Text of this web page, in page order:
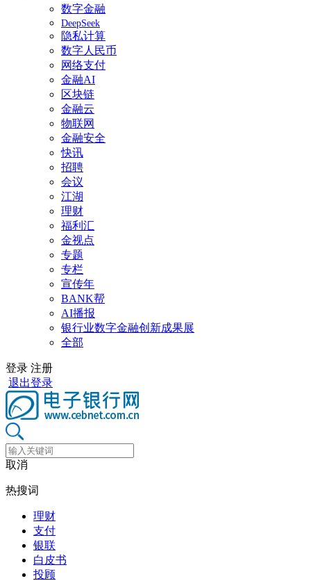
数字金融
DeepSeek
隐私计算
数字人民币
网络支付
金融AI
区块链
金融云
物联网
金融安全
快讯
招聘
会议
江湖
理财
福利汇
金视点
专题
专栏
宣传年
BANK帮
AI播报
银行业数字金融创新成果展
全部
登录 注册
退出登录
取消
热搜词
理财
支付
银联
白皮书
投顾